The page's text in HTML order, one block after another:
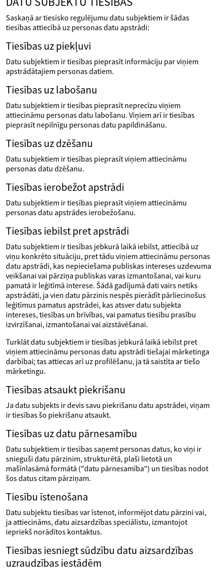
Saskaņā ar tiesisko regulējumu datu subjektiem ir šādas
tiesības attiecībā uz personas datu apstrādi:
Tiesības uz piekļuvi
Datu subjektiem ir tiesības pieprasīt informāciju par viņiem
apstrādātajiem personas datiem.
Tiesības uz labošanu
Datu subjektiem ir tiesības pieprasīt neprecīzu viņiem
attiecināmu personas datu labošanu. Viņiem arī ir tiesības
pieprasīt nepilnīgu personas datu papildināšanu.
Tiesības uz dzēšanu
Datu subjektiem ir tiesības pieprasīt viņiem attiecināmu
personas datu dzēšanu.
Tiesības ierobežot apstrādi
Datu subjektiem ir tiesības pieprasīt viņiem attiecināmu
personas datu apstrādes ierobežošanu.
Tiesības iebilst pret apstrādi
Datu subjektiem ir tiesības jebkurā laikā iebilst, attiecībā uz
viņu konkrēto situāciju, pret tādu viņiem attiecināmu personas
datu apstrādi, kas nepieciešama publiskas intereses uzdevuma
veikšanai vai pārziņa publiskas varas izmantošanai, vai kuru
pamatā ir leģitīmā interese. Šādā gadījumā dati vairs netiks
apstrādāti, ja vien datu pārzinis nespēs pierādīt pārliecinošus
leģitīmus pamatus apstrādei, kas atsver datu subjekta
intereses, tiesības un brīvības, vai pamatus tiesību prasību
izvirzīšanai, izmantošanai vai aizstāvēšanai.
Turklāt datu subjektiem ir tiesības jebkurā laikā iebilst pret
viņiem attiecināmu personas datu apstrādi tiešajai mārketinga
darbībai; tas attiecas arī uz profilēšanu, ja tā saistīta ar tiešo
mārketingu.
Tiesības atsaukt piekrišanu
Ja datu subjekts ir devis savu piekrišanu datu apstrādei, viņam
ir tiesības šo piekrišanu atsaukt.
Tiesības uz datu pārnesamību
Datu subjektiem ir tiesības saņemt personas datus, ko viņi ir
snieguši datu pārzinim, strukturētā, plaši lietotā un
mašīnlasāmā formātā ("datu pārnesamība") un tiesības nodot
šos datus citam pārziņam.
Tiesību īstenošana
Datu subjektu tiesības var īstenot, informējot datu pārzini vai,
ja attiecināms, datu aizsardzības speciālistu, izmantojot
iepriekš norādītos kontaktus.
Tiesības iesniegt sūdzību datu aizsardzības
uzraudzības iestādēm